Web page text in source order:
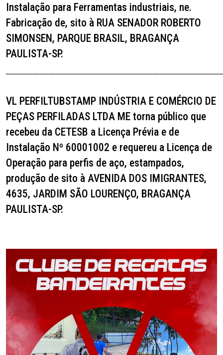
Instalação para Ferramentas industriais, ne.
Fabricação de, sito à RUA SENADOR ROBERTO
SIMONSEN, PARQUE BRASIL, BRAGANÇA
PAULISTA-SP.
VL PERFILTUBSTAMP INDÚSTRIA E COMÉRCIO DE
PEÇAS PERFILADAS LTDA ME torna público que
recebeu da CETESB a Licença Prévia e de
Instalação Nº 60001002 e requereu a Licença de
Operação para perfis de aço, estampados,
produção de sito à AVENIDA DOS IMIGRANTES,
4635, JARDIM SÃO LOURENÇO, BRAGANÇA
PAULISTA-SP.